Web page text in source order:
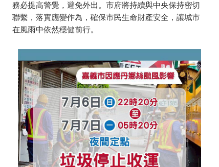
務必提高警覺，避免外出。市府將持續與中央保持密切
聯繫，落實應變作為，確保市民生命財產安全，讓城市
在風雨中依然穩健前行。